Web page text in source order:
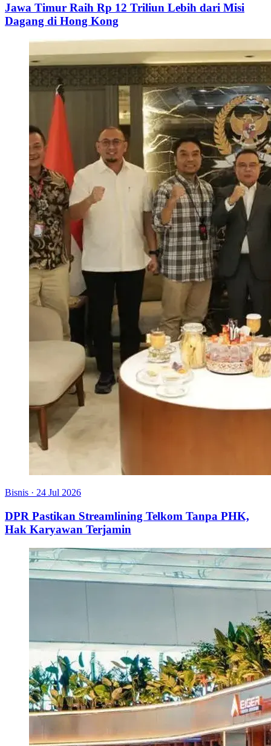
Jawa Timur Raih Rp 12 Triliun Lebih dari Misi
Dagang di Hong Kong
Bisnis · 24 Jul 2026
DPR Pastikan Streamlining Telkom Tanpa PHK,
Hak Karyawan Terjamin